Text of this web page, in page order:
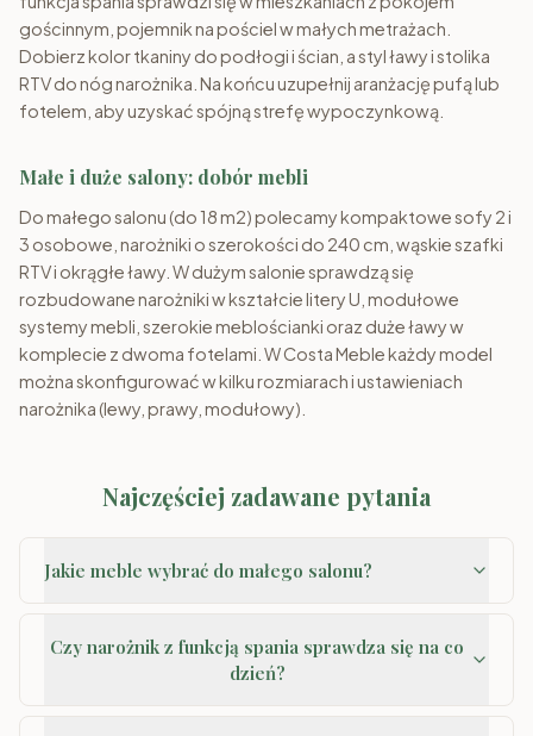
gościnnym, pojemnik na pościel w małych metrażach.
Dobierz kolor tkaniny do podłogi i ścian, a styl ławy i stolika
RTV do nóg narożnika. Na końcu uzupełnij aranżację pufą lub
fotelem, aby uzyskać spójną strefę wypoczynkową.
Małe i duże salony: dobór mebli
Do małego salonu (do 18 m2) polecamy kompaktowe sofy 2 i
3 osobowe, narożniki o szerokości do 240 cm, wąskie szafki
RTV i okrągłe ławy. W dużym salonie sprawdzą się
rozbudowane narożniki w kształcie litery U, modułowe
systemy mebli, szerokie meblościanki oraz duże ławy w
komplecie z dwoma fotelami. W Costa Meble każdy model
można skonfigurować w kilku rozmiarach i ustawieniach
narożnika (lewy, prawy, modułowy).
Najczęściej zadawane pytania
Jakie meble wybrać do małego salonu?
Czy narożnik z funkcją spania sprawdza się na co
dzień?